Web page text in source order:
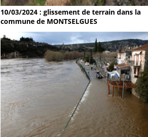
10/03/2024 : glissement de terrain dans la
commune de MONTSELGUES